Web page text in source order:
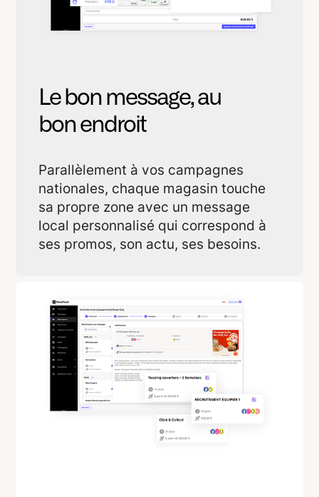
Le bon message, au
bon endroit
Parallèlement à vos campagnes
nationales, chaque magasin touche
sa propre zone avec un message
local personnalisé qui correspond à
ses promos, son actu, ses besoins.